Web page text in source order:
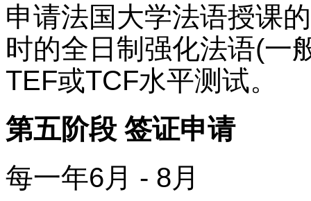
申请法国大学法语授课
时的全日制强化法语(一
TEF或TCF水平测试。
第五阶段 签证申请
每一年6月 - 8月